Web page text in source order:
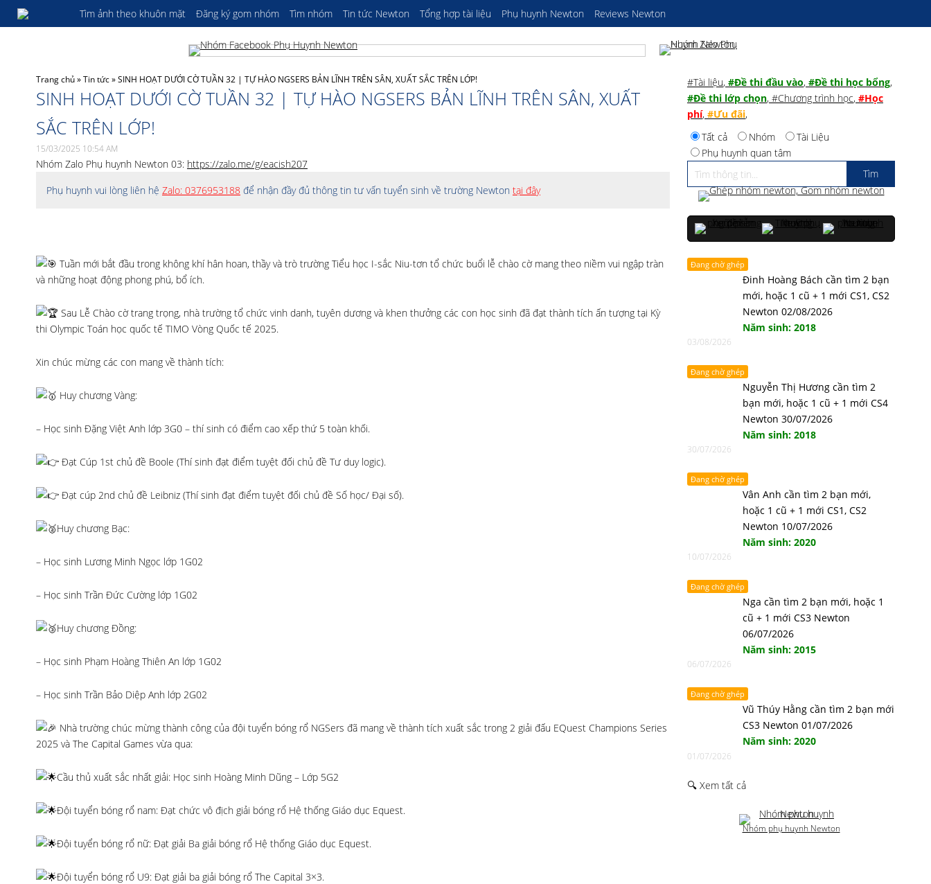
Tìm ảnh theo khuôn mặt Đăng ký gom nhóm Tìm nhóm Tin tức Newton Tổng hợp tài liệu Phụ huynh Newton Reviews Newton
Trang chủ»Tin tức»SINH HOẠT DƯỚI CỜ TUẦN 32 | TỰ HÀO NGSERS BẢN LĨNH TRÊN SÂN, XUẤT SẮC TRÊN LỚP!
SINH HOẠT DƯỚI CỜ TUẦN 32 | TỰ HÀO NGSERS BẢN LĨNH TRÊN SÂN, XUẤT
SẮC TRÊN LỚP!
15/03/2025 10:54 AM
Nhóm Zalo Phụ huynh Newton 03: https://zalo.me/g/eacish207
Phụ huynh vui lòng liên hệ Zalo: 0376953188 để nhận đầy đủ thông tin tư vấn tuyển sinh về trường Newton tại đây
Tuần mới bắt đầu trong không khí hân hoan, thầy và trò trường Tiểu học I-sắc Niu-tơn tổ chức buổi lễ chào cờ mang theo niềm vui ngập tràn
và những hoạt động phong phú, bổ ích.
Sau Lễ Chào cờ trang trọng, nhà trường tổ chức vinh danh, tuyên dương và khen thưởng các con học sinh đã đạt thành tích ấn tượng tại Kỳ
thi Olympic Toán học quốc tế TIMO Vòng Quốc tế 2025.
Xin chúc mừng các con mang về thành tích:
Huy chương Vàng:
– Học sinh Đặng Việt Anh lớp 3G0 – thí sinh có điểm cao xếp thứ 5 toàn khối.
Đạt Cúp 1st chủ đề Boole (Thí sinh đạt điểm tuyệt đối chủ đề Tư duy logic).
Đạt cúp 2nd chủ đề Leibniz (Thí sinh đạt điểm tuyệt đối chủ đề Số học/ Đại số).
Huy chương Bạc:
– Học sinh Lương Minh Ngọc lớp 1G02
– Học sinh Trần Đức Cường lớp 1G02
Huy chương Đồng:
– Học sinh Phạm Hoàng Thiên An lớp 1G02
– Học sinh Trần Bảo Diệp Anh lớp 2G02
Nhà trường chúc mừng thành công của đội tuyển bóng rổ NGSers đã mang về thành tích xuất sắc trong 2 giải đấu EQuest Champions Series
2025 và The Capital Games vừa qua:
Cầu thủ xuất sắc nhất giải: Học sinh Hoàng Minh Dũng – Lớp 5G2
Đội tuyển bóng rổ nam: Đạt chức vô địch giải bóng rổ Hệ thống Giáo dục Equest.
Đội tuyển bóng rổ nữ: Đạt giải Ba giải bóng rổ Hệ thống Giáo dục Equest.
Đội tuyển bóng rổ U9: Đạt giải ba giải bóng rổ The Capital 3×3.
#Tài liệu, #Đề thi đầu vào, #Đề thi học bổng,
#Đề thi lớp chọn, #Chương trình học, #Học
phí, #Ưu đãi,
Tất cả
Nhóm
Tài Liệu
Phụ huynh quan tâm
Đang chờ ghép
Đinh Hoàng Bách cần tìm 2 bạn
mới, hoặc 1 cũ + 1 mới CS1, CS2
Newton 02/08/2026
Năm sinh: 2018
03/08/2026
Đang chờ ghép
Nguyễn Thị Hương cần tìm 2
bạn mới, hoặc 1 cũ + 1 mới CS4
Newton 30/07/2026
Năm sinh: 2018
30/07/2026
Đang chờ ghép
Vân Anh cần tìm 2 bạn mới,
hoặc 1 cũ + 1 mới CS1, CS2
Newton 10/07/2026
Năm sinh: 2020
10/07/2026
Đang chờ ghép
Nga cần tìm 2 bạn mới, hoặc 1
cũ + 1 mới CS3 Newton
06/07/2026
Năm sinh: 2015
06/07/2026
Đang chờ ghép
Vũ Thúy Hằng cần tìm 2 bạn mới
CS3 Newton 01/07/2026
Năm sinh: 2020
01/07/2026
🔍 Xem tất cả
Nhóm phụ huynh Newton